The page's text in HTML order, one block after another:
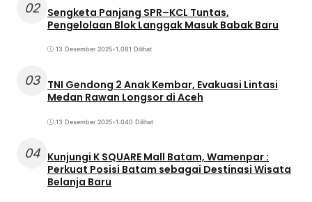
02 Sengketa Panjang SPR–KCL Tuntas,
Pengelolaan Blok Langgak Masuk Babak Baru
13 Desember 2025•1.081 Dilihat
03 TNI Gendong 2 Anak Kembar, Evakuasi Lintasi
Medan Rawan Longsor di Aceh
13 Desember 2025•1.040 Dilihat
04 Kunjungi K SQUARE Mall Batam, Wamenpar :
Perkuat Posisi Batam sebagai Destinasi Wisata
Belanja Baru